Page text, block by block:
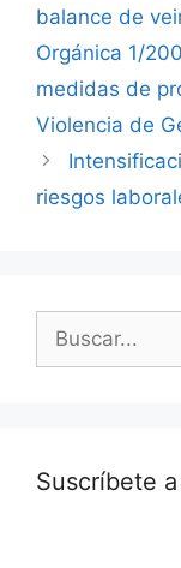
balance de
Orgánica 1/
medidas de
Violencia de
riesgos
Suscríbete